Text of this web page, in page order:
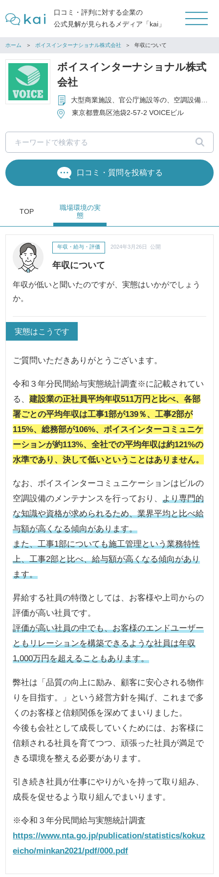
口コミ・評判に対する企業の
公式見解が見られるメディア「kai」
ホーム ボイスインターナショナル株式会社 年収について
ボイスインターナショナル株式
会社
大型商業施設、官公庁施設等の、空調設備の設計・施工・調整・メンテナンス、電気設備・自動制御設備、セキュリティ設備等
東京都豊島区池袋2-57-2 VOICEビル
口コミ・質問を投稿する
TOP
職場環境の実
態
年収について
年収・給与・評価 2024年3月26日 公開
年収が低いと聞いたのですが、実態はいかがでしょう
か。
実態はこうです
ご質問いただきありがとうございます。
令和３年分民間給与実態統計調査※に記載されてい
る、建設業の正社員平均年収511万円と比べ、各部
署ごとの平均年収は工事1部が139％、工事2部が
115%、総務部が106%、ボイスインターコミュニケ
ーションが約113%、全社での平均年収は約121%の
水準であり、決して低いということはありません。
なお、ボイスインターコミュニケーションはビルの
空調設備のメンテナンスを行っており、より専門的
な知識や資格が求められるため、業界平均と比べ給
与額が高くなる傾向があります。
また、工事1部についても施工管理という業務特性
上、工事2部と比べ、給与額が高くなる傾向があり
ます。
昇給する社員の特徴としては、お客様や上司からの
評価が高い社員です。
評価が高い社員の中でも、お客様のエンドユーザー
ともリレーションを構築できるような社員は年収
1,000万円を超えることもあります。
弊社は「品質の向上に励み、顧客に安心される物作
りを目指す。」という経営方針を掲げ、これまで多
くのお客様と信頼関係を深めてまいりました。
今後も会社として成長していくためには、お客様に
信頼される社員を育てつつ、頑張った社員が満足で
きる環境を整える必要があります。
引き続き社員が仕事にやりがいを持って取り組み、
成長を促せるよう取り組んでまいります。
※令和３年分民間給与実態統計調査
https://www.nta.go.jp/publication/statistics/kokuz
eicho/minkan2021/pdf/000.pdf